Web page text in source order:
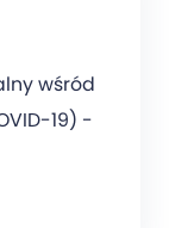
wśród
19) -